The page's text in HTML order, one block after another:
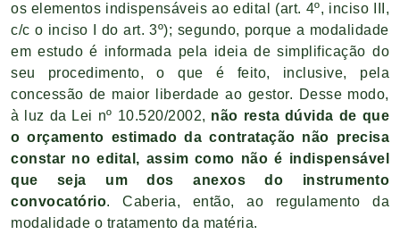
os elementos indispensáveis ao edital (art. 4º, inciso III,
c/c o inciso I do art. 3º); segundo, porque a modalidade
em estudo é informada pela ideia de simplificação do
seu procedimento, o que é feito, inclusive, pela
concessão de maior liberdade ao gestor. Desse modo,
à luz da Lei nº 10.520/2002, não resta dúvida de que
o orçamento estimado da contratação não precisa
constar no edital, assim como não é indispensável
que seja um dos anexos do instrumento
convocatório. Caberia, então, ao regulamento da
modalidade o tratamento da matéria.